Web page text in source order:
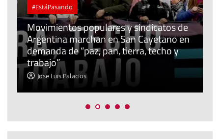
#EstáPasando
Movimientos populares y sindicatos de
Argentina marchan en San Cayetano en
demanda de “paz, pan, tierra, techo y
trabajo”
Jose Luis Palacios